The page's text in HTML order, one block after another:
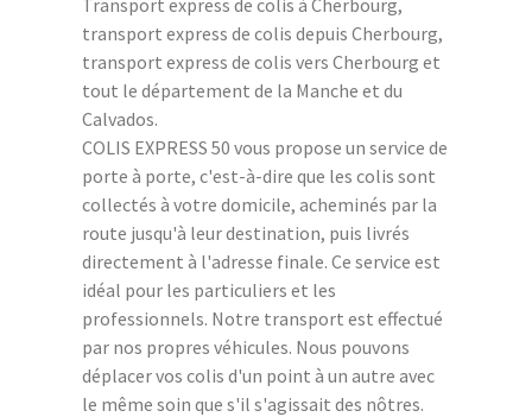
transport express de colis depuis Cherbourg,
transport express de colis vers Cherbourg et
tout le département de la Manche et du
Calvados.
COLIS EXPRESS 50 vous propose un service de
porte à porte, c'est-à-dire que les colis sont
collectés à votre domicile, acheminés par la
route jusqu'à leur destination, puis livrés
directement à l'adresse finale. Ce service est
idéal pour les particuliers et les
professionnels. Notre transport est effectué
par nos propres véhicules. Nous pouvons
déplacer vos colis d'un point à un autre avec
le même soin que s'il s'agissait des nôtres.